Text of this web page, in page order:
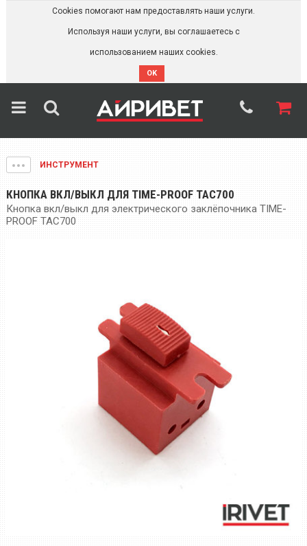
Cookies помогают нам предоставлять наши услуги.
Используя наши услуги, вы соглашаетесь с
использованием наших cookies.
OK
ИНСТРУМЕНТ
КНОПКА ВКЛ/ВЫКЛ ДЛЯ TIME-PROOF TAC700
Кнопка вкл/выкл для электрического заклёпочника TIME-
PROOF TAC700